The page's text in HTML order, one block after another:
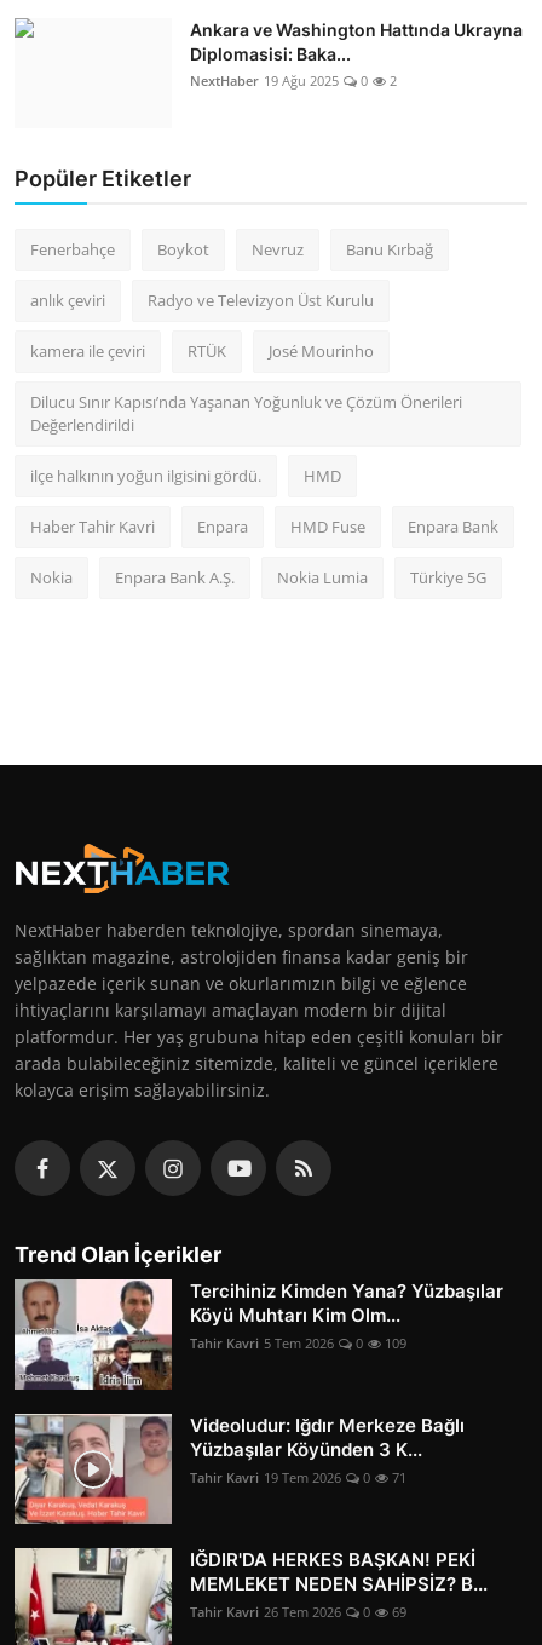
Ankara ve Washington Hattında Ukrayna
Diplomasisi: Baka...
NextHaber 19 Ağu 2025 0 2
Popüler Etiketler
Fenerbahçe Boykot Nevruz Banu Kırbağ
anlık çeviri Radyo ve Televizyon Üst Kurulu
kamera ile çeviri RTÜK José Mourinho
Dilucu Sınır Kapısı’nda Yaşanan Yoğunluk ve Çözüm Önerileri
Değerlendirildi
ilçe halkının yoğun ilgisini gördü. HMD
Haber Tahir Kavri Enpara HMD Fuse Enpara Bank
Nokia Enpara Bank A.Ş. Nokia Lumia Türkiye 5G
NextHaber haberden teknolojiye, spordan sinemaya,
sağlıktan magazine, astrolojiden finansa kadar geniş bir
yelpazede içerik sunan ve okurlarımızın bilgi ve eğlence
ihtiyaçlarını karşılamayı amaçlayan modern bir dijital
platformdur. Her yaş grubuna hitap eden çeşitli konuları bir
arada bulabileceğiniz sitemizde, kaliteli ve güncel içeriklere
kolayca erişim sağlayabilirsiniz.
Trend Olan İçerikler
Tercihiniz Kimden Yana? Yüzbaşılar
Köyü Muhtarı Kim Olm...
Tahir Kavri 5 Tem 2026 0 109
Videoludur: Iğdır Merkeze Bağlı
Yüzbaşılar Köyünden 3 K...
Tahir Kavri 19 Tem 2026 0 71
IĞDIR'DA HERKES BAŞKAN! PEKİ
MEMLEKET NEDEN SAHİPSİZ? B...
Tahir Kavri 26 Tem 2026 0 69